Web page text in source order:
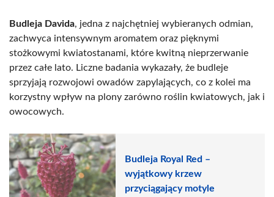
Budleja Davida, jedna z najchętniej wybieranych odmian,
zachwyca intensywnym aromatem oraz pięknymi
stożkowymi kwiatostanami, które kwitną nieprzerwanie
przez całe lato. Liczne badania wykazały, że budleje
sprzyjają rozwojowi owadów zapylających, co z kolei ma
korzystny wpływ na plony zarówno roślin kwiatowych, jak i
owocowych.
Budleja Royal Red –
wyjątkowy krzew
przyciągający motyle